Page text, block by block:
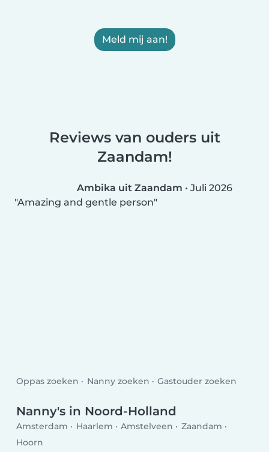
Meld mij aan!
Reviews van ouders uit
Zaandam!
Ambika uit Zaandam • Juli 2026
Amazing and gentle person
Oppas zoeken Nanny zoeken Gastouder zoeken
Nanny's in Noord-Holland
Amsterdam Haarlem Amstelveen
Zaandam
Hoorn